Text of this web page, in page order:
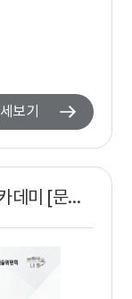
보기
2025 아르코예술행정아카데미 [문화예술행정 예비자코스 : 현장탐방]